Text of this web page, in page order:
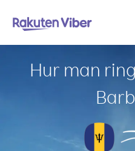
Hur man